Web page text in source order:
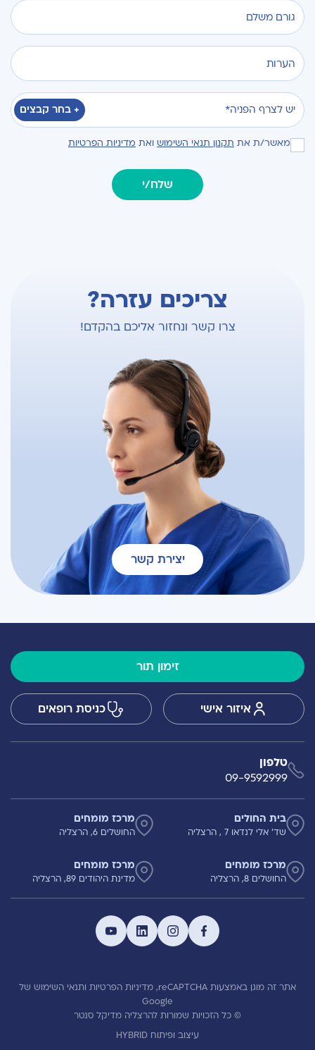
יש לצרף הפניה* + בחר קבצים
מאשר/ת את תקנון תנאי השימוש ואת מדיניות הפרטיות
צריכים עזרה?
צרו קשר ונחזור אליכם בהקדם!
יצירת קשר
זימון תור
איזור אישי כניסת רופאים
טלפון
09-9592999
בית החולים
שד' אלי לנדאו 7 , הרצליה
מרכז מומחים
החושלים 6, הרצליה
מרכז מומחים
החושלים 8, הרצליה
מרכז מומחים
מדינת היהודים 89, הרצליה
אתר זה מוגן באמצעות reCAPTCHA, מדיניות הפרטיות ותנאי השימוש של
Google
© כל הזכויות שמורות להרצליה מדיקל סנטר
עיצוב ופיתוח HYBRID